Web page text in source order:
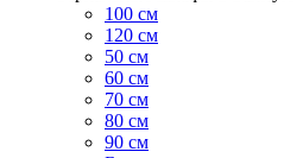
100 см
120 см
50 см
60 см
70 см
80 см
90 см